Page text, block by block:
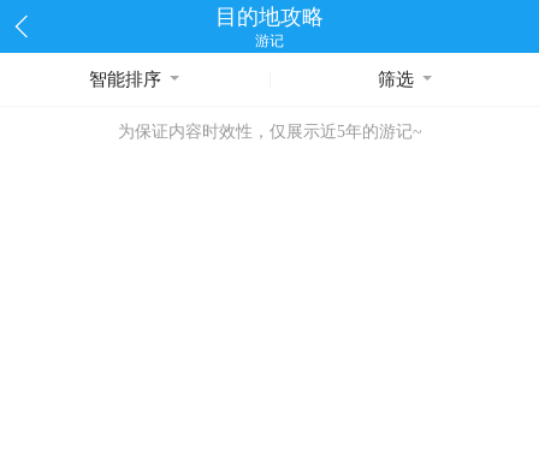
目的地攻略
游记
智能排序 筛选
为保证内容时效性，仅展示近5年的游记~